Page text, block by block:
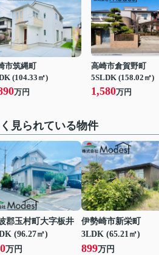
市筑縄町
(104.33㎡)
万円
高崎市倉賀野町
5SLDK (158.02㎡)
1,580万円
見られている物件
郡玉村町大字板井
(96.27㎡)
万円
伊勢崎市新栄町
3LDK (65.21㎡)
899万円